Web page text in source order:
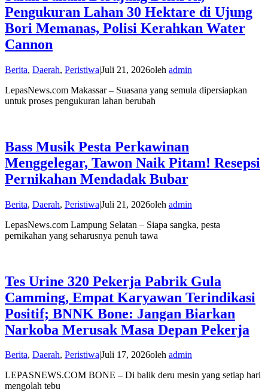
Pengukuran Lahan 30 Hektare di Ujung
Bori Memanas, Polisi Kerahkan Water
Cannon
Berita, Daerah, Peristiwa|Juli 21, 2026oleh admin
LepasNews.com Makassar – Suasana yang semula dipersiapkan
untuk proses pengukuran lahan berubah
Bass Musik Pesta Perkawinan
Menggelegar, Tawon Naik Pitam! Resepsi
Pernikahan Mendadak Bubar
Berita, Daerah, Peristiwa|Juli 21, 2026oleh admin
LepasNews.com Lampung Selatan – Siapa sangka, pesta
pernikahan yang seharusnya penuh tawa
Tes Urine 320 Pekerja Pabrik Gula
Camming, Empat Karyawan Terindikasi
Positif; BNNK Bone: Jangan Biarkan
Narkoba Merusak Masa Depan Pekerja
Berita, Daerah, PeristiwaJuli 17, 2026oleh admin
LEPASNEWS.COM BONE – Di balik deru mesin yang setiap hari
mengolah tebu